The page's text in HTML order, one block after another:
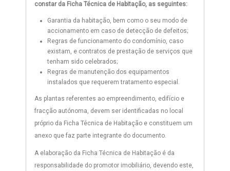
constar da Ficha Técnica de Habitação, as seguintes:
Garantia da habitação, bem como o seu modo de
accionamento em caso de detecção de defeitos;
Regras de funcionamento do condomínio, caso
existam, e contratos de prestação de serviços que
tenham sido celebrados;
Regras de manutenção dos equipamentos
instalados que requerem tratamento especial.
As plantas referentes ao empreendimento, edifício e
fracção autónoma, devem ser identificadas no local
próprio da Ficha Técnica de Habitação e constituem um
anexo que faz parte integrante do documento.
A elaboração da Ficha Técnica de Habitação é da
responsabilidade do promotor imobiliário, devendo este,